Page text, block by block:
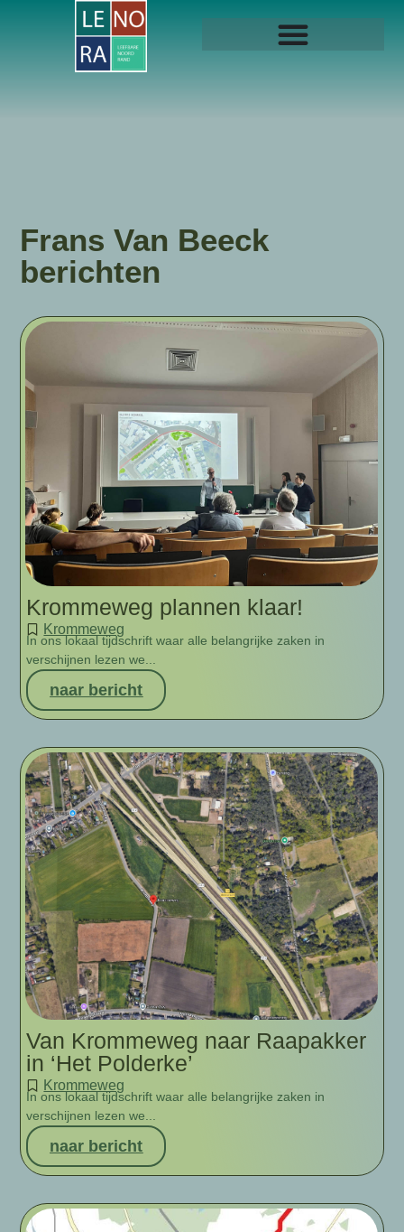
Frans Van Beeck
berichten
Krommeweg plannen klaar!
Krommeweg
In ons lokaal tijdschrift waar alle belangrijke zaken in
verschijnen lezen we...
naar bericht
Van Krommeweg naar Raapakker
in ‘Het Polderke’
Krommeweg
In ons lokaal tijdschrift waar alle belangrijke zaken in
verschijnen lezen we...
naar bericht